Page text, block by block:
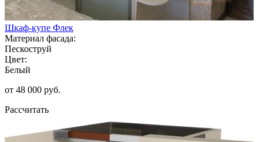
Шкаф-купе Флек
Материал фасада:
Пескоструй
Цвет:
Белый
от 48 000 руб.
Рассчитать